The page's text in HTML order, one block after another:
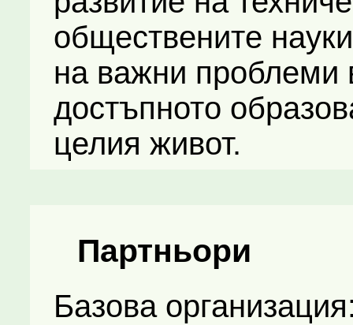
обществените
на важни проблеми
достъпното
целия живот.
Партньори
Базова